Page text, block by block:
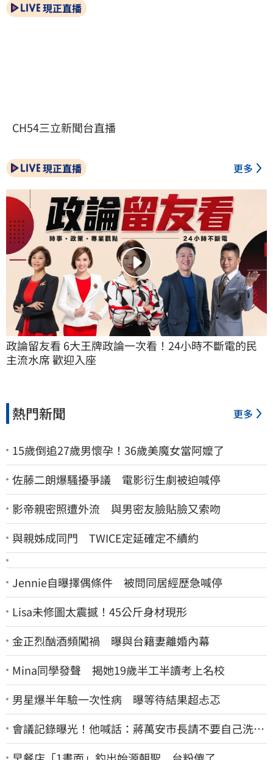
現正直播
CH54三立新聞台直播
現正直播 更多
政論留友看 6大王牌政論一次看！24小時不斷電的民
主流水席 歡迎入座
熱門新聞 更多
15歲倒追27歲男懷孕！36歲美魔女當阿嬤了
佐藤二朗爆騷擾爭議 電影衍生劇被迫喊停
影帝親密照遭外流 與男密友臉貼臉又索吻
與親姊成同門 TWICE定延確定不續約
Jennie自曝擇偶條件 被問同居經歷急喊停
Lisa未修圖太震撼！45公斤身材現形
金正烈酗酒頻闖禍 曝與台籍妻離婚內幕
Mina同學發聲 揭她19歲半工半讀考上名校
男星爆半年驗一次性病 曝等待結果超忐忑
會議記錄曝光！他喊話：蔣萬安市長請不要自己洗自
己的記憶好嗎？